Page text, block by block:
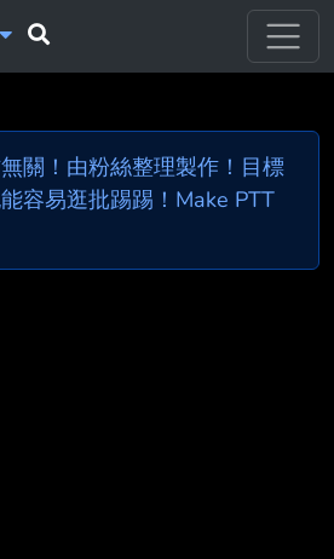
關！由粉絲整理製作！目標
容易逛批踢踢！Make PTT